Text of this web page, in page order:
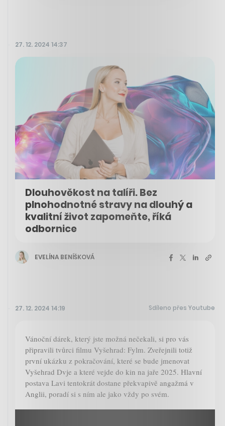
27. 12. 2024 14:37
Dlouhověkost na talíři. Bez
plnohodnotné stravy na dlouhý a
kvalitní život zapomeňte, říká
odbornice
EVELÍNA BENÍŠKOVÁ
27. 12. 2024 14:19 Sdíleno přes Youtube
Vánoční dárek, který jste možná nečekali, si pro vás
připravili tvůrci filmu Vyšehrad: Fylm. Zveřejnili totiž
první ukázku z pokračování, které se bude jmenovat
Vyšehrad Dvje a které vejde do kin na jaře 2025. Hlavní
postava Lavi tentokrát dostane překvapivě angažmá v
Anglii, poradí si s ním ale jako vždy po svém.